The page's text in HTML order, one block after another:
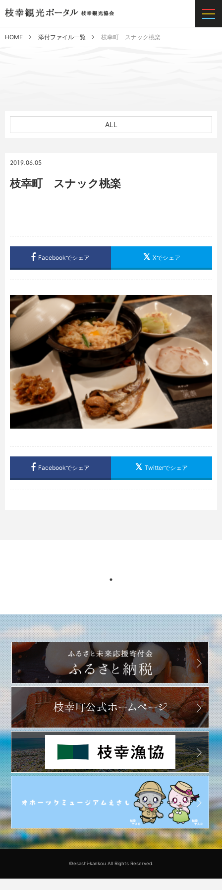
HOME 添付ファイル一覧 枝幸町 スナック桃楽
ALL
2019.06.05
枝幸町 スナック桃楽
Facebookでシェア Xでシェア
Facebookでシェア Twitterでシェア
©esashi-kankou All Rights Reserved.